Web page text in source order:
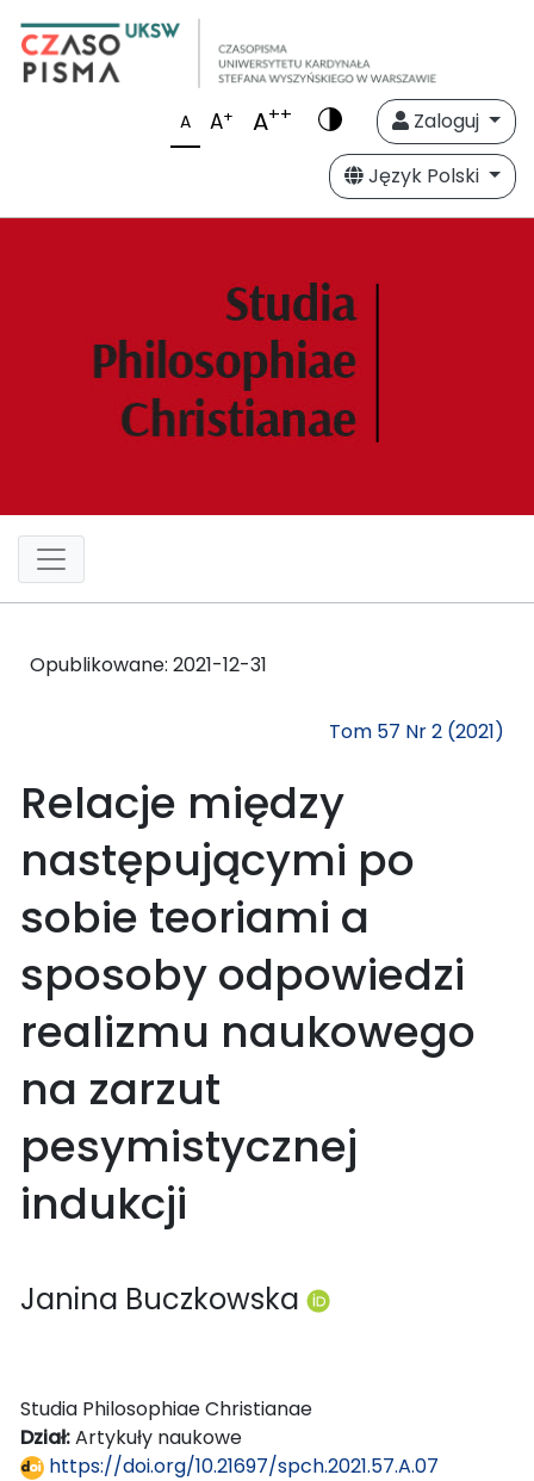
A A+ A++
Zaloguj
Język Polski
Opublikowane: 2021-12-31
Tom 57 Nr 2 (2021)
Relacje między
następującymi po
sobie teoriami a
sposoby odpowiedzi
realizmu naukowego
na zarzut
pesymistycznej
indukcji
Janina Buczkowska
Studia Philosophiae Christianae
Dział:Artykuły naukowe
https://doi.org/10.21697/spch.2021.57.A.07